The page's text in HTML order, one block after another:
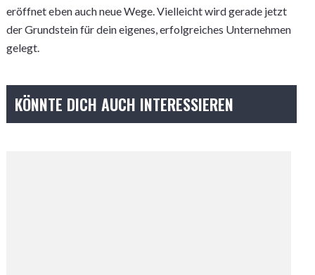
eröffnet eben auch neue Wege. Vielleicht wird gerade jetzt
der Grundstein für dein eigenes, erfolgreiches Unternehmen
gelegt.
KÖNNTE DICH AUCH INTERESSIEREN